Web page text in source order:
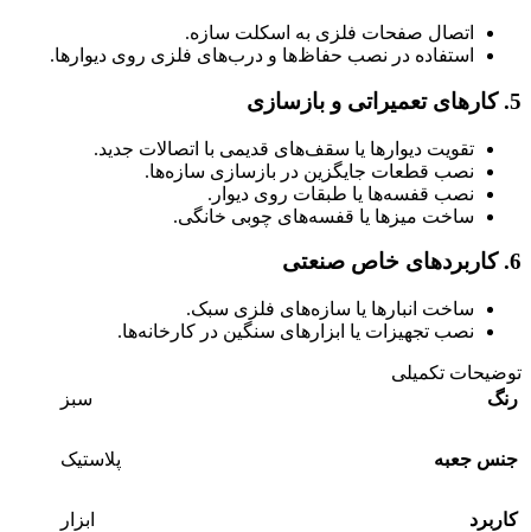
اتصال صفحات فلزی به اسکلت سازه.
استفاده در نصب حفاظ‌ها و درب‌های فلزی روی دیوارها.
5. کارهای تعمیراتی و بازسازی
تقویت دیوارها یا سقف‌های قدیمی با اتصالات جدید.
نصب قطعات جایگزین در بازسازی سازه‌ها.
نصب قفسه‌ها یا طبقات روی دیوار.
ساخت میزها یا قفسه‌های چوبی خانگی.
6. کاربردهای خاص صنعتی
ساخت انبارها یا سازه‌های فلزی سبک.
نصب تجهیزات یا ابزارهای سنگین در کارخانه‌ها.
توضیحات تکمیلی
رنگ
سبز
جنس جعبه پلاستیک
کاربرد ابزار